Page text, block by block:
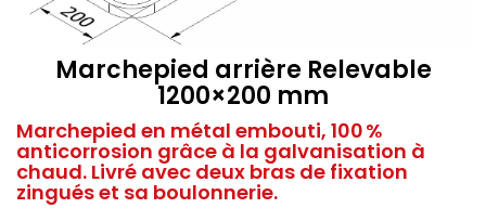
Marchepied arrière Relevable
1200×200 mm
Marchepied en métal embouti, 100 %
anticorrosion grâce à la galvanisation à
chaud. Livré avec deux bras de fixation
zingués et sa boulonnerie.